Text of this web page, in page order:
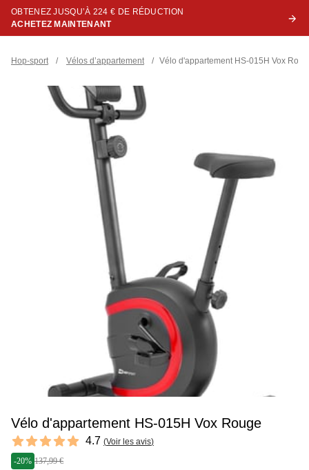
OBTENEZ JUSQU’À 224 € DE RÉDUCTION
ACHETEZ MAINTENANT
Hop-sport / Vélos d’appartement / Vélo d'appartement HS-015H Vox
Vélo d'appartement HS-015H Vox Rouge
Reviews
4.7 out of 5 stars 4.7 (Voir les avis)
-20% 137,99 €